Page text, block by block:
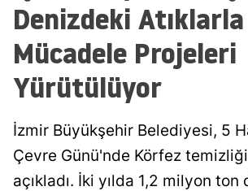
Denizdeki Atıklarla
Mücadele Projeleri
Yürütülüyor
İzmir Büyükşehir Belediyesi, 5
Çevre Günü'nde Körfez
açıkladı. İki yılda 1,2 milyon